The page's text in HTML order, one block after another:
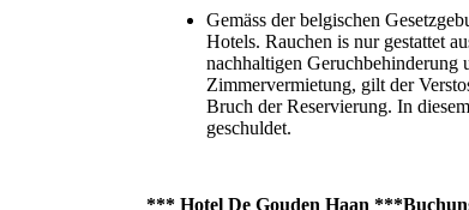
Gemäss der belgischen
Hotels. Rauchen is nur gestattet
nachhaltigen
Zimmervermietung, gilt der
Bruch der Reservierung. In
geschuldet.
*** Hotel De Gouden Haan ***